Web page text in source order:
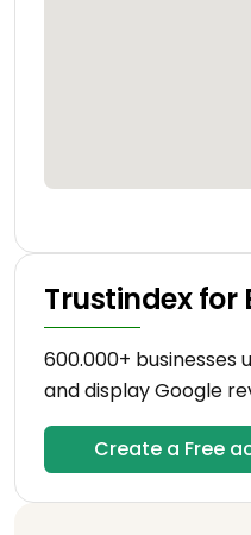
Trustindex for
600.000+ businesses
and display Google
Create a Free